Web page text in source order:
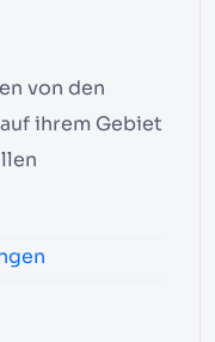
von den
ihrem Gebiet